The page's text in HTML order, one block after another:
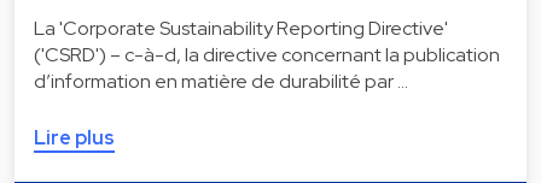
La 'Corporate Sustainability Reporting Directive'
('CSRD') – c-à-d, la directive concernant la publication
d’information en matière de durabilité par …
Lire plus